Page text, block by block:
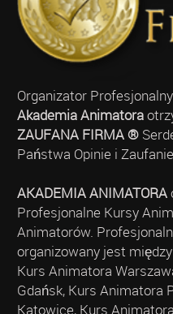
Organizator
Akademia Animatora
ZAUFANA FIRMA ®
Państwa Opinie i
AKADEMIA ANIMATORA
Profesjonalne Kursy
Animatorów.
organizowany jest
Kurs Animatora
Gdańsk, Kurs Animatora
Katowice, Kurs